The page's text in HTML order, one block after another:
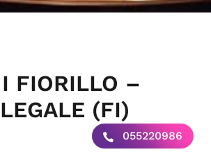
FIORILLO –
(FI)
055220986